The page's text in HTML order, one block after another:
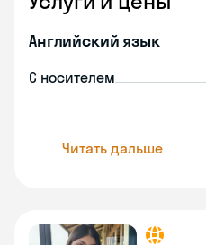
Английский язык
С носителем
Читать дальше